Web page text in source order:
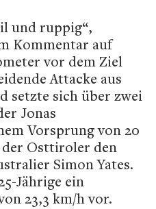
und ruppig“,
Kommentar auf
vor dem Ziel
Attacke aus
setzte sich über zwei
Jonas
Vorsprung von 20
Osttiroler den
Simon Yates.
Jährige ein
23,3 km/h vor.